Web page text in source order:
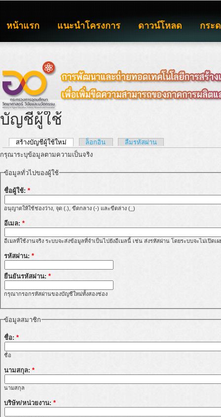
หน้าแรก แนะนำโครงการ ดาวน์โหลด กระ
บัญชีผู้ใช้
สร้างบัญชีผู้ใช้ใหม่ ล็อกอิน
ลืมรหัสผ่าน
กรุณาระบุข้อมูลตามความเป็นจริง
ข้อมูลทั่วไปของผู้ใช้
ชื่อผู้ใช้:*
อนุญาตให้ใช้ช่องว่าง, จุด (.), ขีดกลาง (-) และขีดล่าง (_)
อีเมล:*
อีเมลที่ใช้งานจริง ระบบจะส่งข้อมูลที่จำเป็นไปยังอีเมลนี้ เช่น ส่งรหัสผ่าน โดยระบบจะไม่เปิด
รหัสผ่าน:*
ยืนยันรหัสผ่าน:*
กรุณากรอกรหัสผ่านของบัญชีใหม่ทั้งสองช่อง
ข้อมูลสมาชิก
ชื่อ:*
ชื่อ
นามสกุล:*
นามสกุล
บริษัท/หน่วยงาน:*